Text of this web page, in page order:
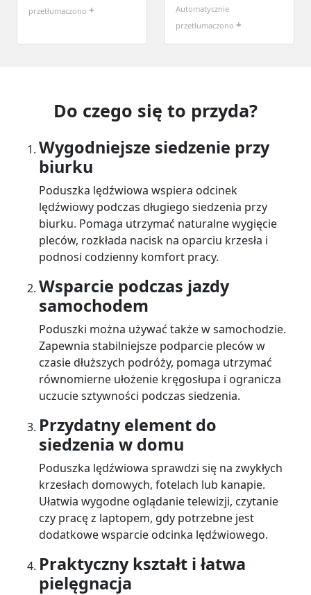
przetłumaczono +
Automatycznie
przetłumaczono +
Do czego się to przyda?
Wygodniejsze siedzenie przy
biurku
Poduszka lędźwiowa wspiera odcinek
lędźwiowy podczas długiego siedzenia przy
biurku. Pomaga utrzymać naturalne wygięcie
pleców, rozkłada nacisk na oparciu krzesła i
podnosi codzienny komfort pracy.
Wsparcie podczas jazdy
samochodem
Poduszki można używać także w samochodzie.
Zapewnia stabilniejsze podparcie pleców w
czasie dłuższych podróży, pomaga utrzymać
równomierne ułożenie kręgosłupa i ogranicza
uczucie sztywności podczas siedzenia.
Przydatny element do
siedzenia w domu
Poduszka lędźwiowa sprawdzi się na zwykłych
krzesłach domowych, fotelach lub kanapie.
Ułatwia wygodne oglądanie telewizji, czytanie
czy pracę z laptopem, gdy potrzebne jest
dodatkowe wsparcie odcinka lędźwiowego.
Praktyczny kształt i łatwa
pielęgnacja